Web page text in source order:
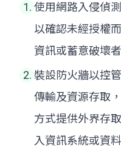
使用網路入侵偵
以確認未經授權
資訊或蓄意破壞者
裝設防火牆以控
傳輸及資源存取
方式提供外界存
入資訊系統或資